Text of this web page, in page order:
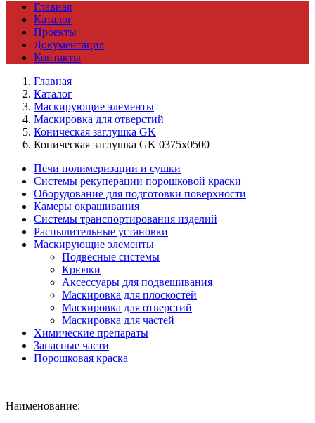
Главная
Каталог
Проекты
Документация
Контакты
Главная
Каталог
Маскирующие элементы
Маскировка для отверстий
Коническая заглушка GK
Коническая заглушка GK 0375x0500
Печи полимеризации и сушки
Системы рекуперации порошковой краски
Оборудование для подготовки поверхности
Камеры окрашивания
Системы транспортирования изделий
Распылительные установки
Маскирующие элементы
Подвесные системы
Крючки
Аксессуары для подвешивания
Маскировка для плоскостей
Маскировка для отверстий
Маскировка для частей
Химические препараты
Запасные части
Порошковая краска
Наименование: